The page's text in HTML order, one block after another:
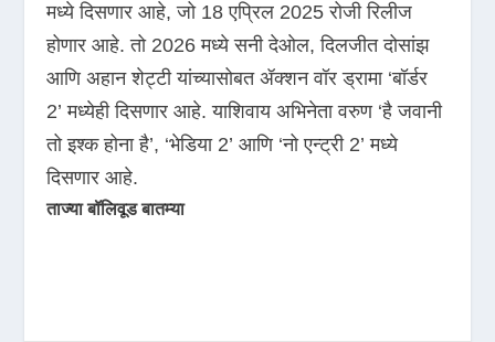
मध्ये दिसणार आहे, जो 18 एप्रिल 2025 रोजी रिलीज
होणार आहे. तो 2026 मध्ये सनी देओल, दिलजीत दोसांझ
आणि अहान शेट्टी यांच्यासोबत ॲक्शन वॉर ड्रामा ‘बॉर्डर
2’ मध्येही दिसणार आहे. याशिवाय अभिनेता वरुण ‘है जवानी
तो इश्क होना है’, ‘भेडिया 2’ आणि ‘नो एन्ट्री 2’ मध्ये
दिसणार आहे.
ताज्या बॉलिवूड बातम्या